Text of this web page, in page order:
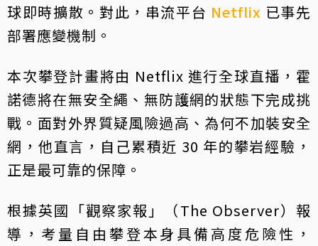
球即時擴散。對此，串流平台 Netflix 已事先
部署應變機制。
本次攀登計畫將由 Netflix 進行全球直播，霍
諾德將在無安全繩、無防護網的狀態下完成挑
戰。面對外界質疑風險過高、為何不加裝安全
網，他直言，自己累積近 30 年的攀岩經驗，
正是最可靠的保障。
根據英國「觀察家報」（The Observer）報
導，考量自由攀登本身具備高度危險性，